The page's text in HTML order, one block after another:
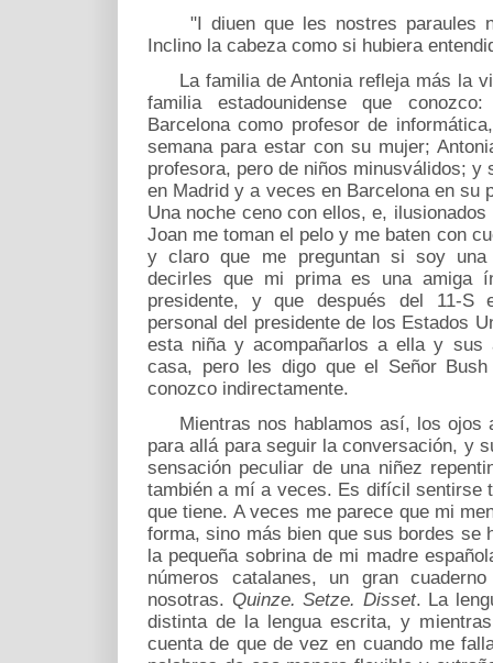
"I diuen que les nostres paraules
Inclino la cabeza como si hubiera
La familia de Antonia refleja más la
familia estadounidense que
Barcelona como profesor de
semana para estar con su mujer;
profesora, pero de niños minusválidos;
en Madrid y a veces en Barcelona en su
Una noche ceno con ellos, e,
Joan me toman el pelo y me baten con
y claro que me preguntan si soy una
decirles que mi prima es una amiga
presidente, y que después del 11-S
personal del presidente de los Estados
esta niña y acompañarlos a ella y sus
casa, pero les digo que el Señor
conozco indirectamente.
Mientras nos hablamos así, los ojos
para allá para seguir la conversación, y
sensación peculiar de una niñez
también a mí a veces. Es difícil sentirse
que tiene. A veces me parece que mi
forma, sino más bien que sus bordes se
la pequeña sobrina de mi madre
números catalanes, un gran
nosotras. Quinze. Setze. Disset. La
distinta de la lengua escrita, y
cuenta de que de vez en cuando me